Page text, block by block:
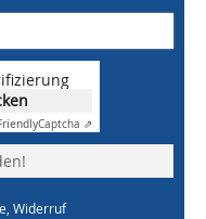
FriendlyCaptcha ⇗
Widerruf